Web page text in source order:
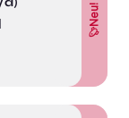
Neu!